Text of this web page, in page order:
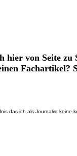
hier von Seite zu
Fachartikel?
das ich als Journalist keine